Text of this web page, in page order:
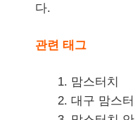
다.
관련 태그
맘스터치
대구 맘스터